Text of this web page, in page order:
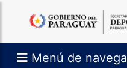
Menú de